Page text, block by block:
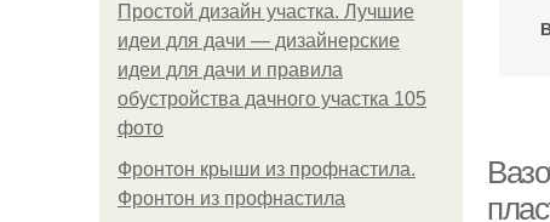
Простой дизайн участка. Лучшие
идеи для дачи — дизайнерские
идеи для дачи и правила
обустройства дачного участка 105
фото
Фронтон крыши из профнастила.
Фронтон из профнастила